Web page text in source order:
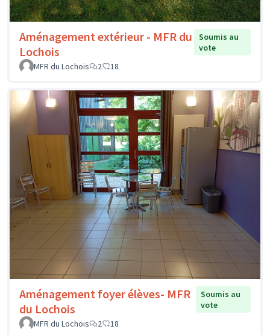
Aménagement extérieur - MFR du
Lochois
Soumis au
vote
MFR du Lochois
2 18
Aménagement foyer élèves- MFR
du Lochois
Soumis au
vote
MFR du Lochois
2 18